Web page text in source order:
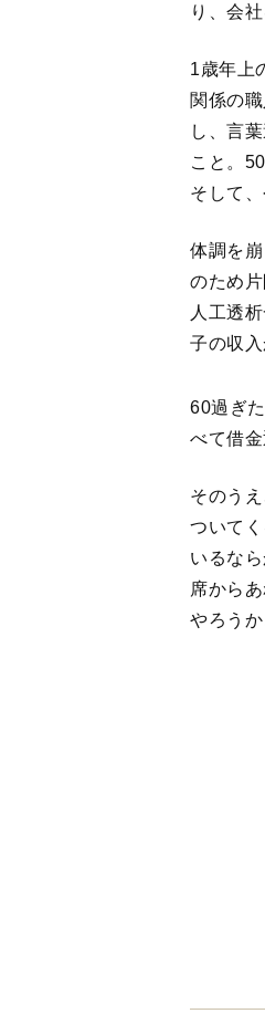
り、会
1歳年上
関係の
し、言
こと。
そして
体調を
のため
人工透
子の収
60過ぎ
べて借
そのう
ついて
いるな
席から
やろうか